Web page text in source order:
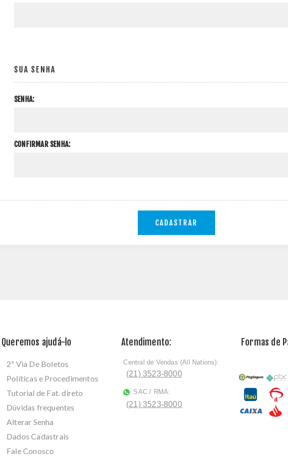
SUA SENHA
SENHA:
CONFIRMAR SENHA:
CADASTRAR
Queremos ajudá-lo
2ª Via De Boletos
Políticas e Procedimentos
Tutorial de Fat. direto
Dúvidas frequentes
Alterar Senha
Dados Cadastrais
Fale Conosco
Atendimento:
ﾠCentral de Vendas (All Nations):
(21) 3523-8000
SAC / RMA:
(21) 3523-8000
Formas de